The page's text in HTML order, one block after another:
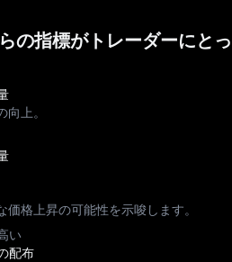
の指標がトレーダーにと
向上。
価格上昇の可能性を示唆します。
い
配布